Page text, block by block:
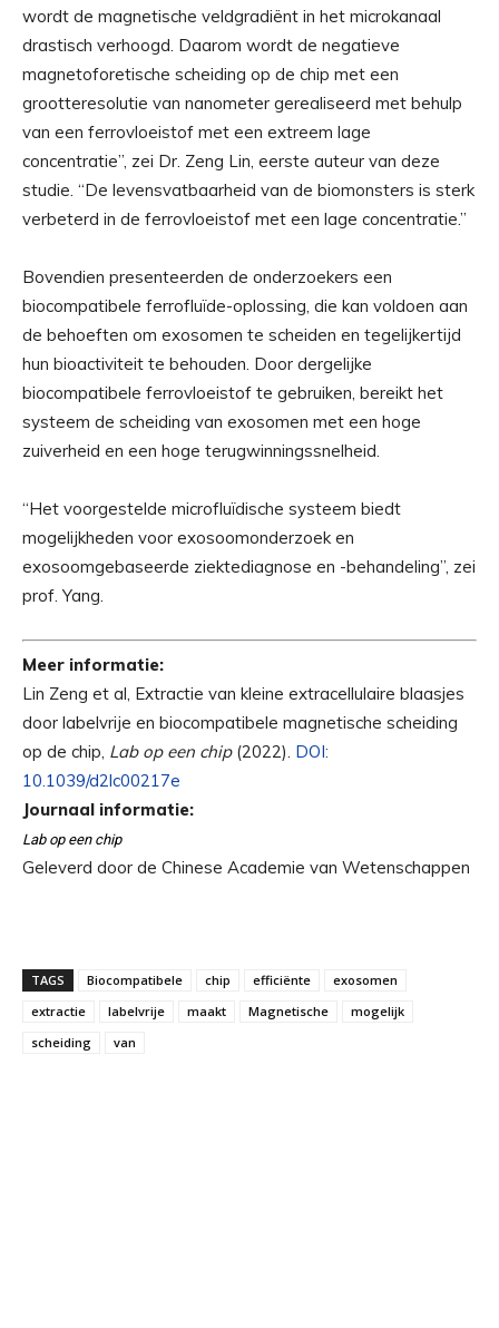
wordt de magnetische veldgradiënt in het microkanaal
drastisch verhoogd. Daarom wordt de negatieve
magnetoforetische scheiding op de chip met een
grootteresolutie van nanometer gerealiseerd met behulp
van een ferrovloeistof met een extreem lage
concentratie”, zei Dr. Zeng Lin, eerste auteur van deze
studie. “De levensvatbaarheid van de biomonsters is sterk
verbeterd in de ferrovloeistof met een lage concentratie.”
Bovendien presenteerden de onderzoekers een
biocompatibele ferrofluïde-oplossing, die kan voldoen aan
de behoeften om exosomen te scheiden en tegelijkertijd
hun bioactiviteit te behouden. Door dergelijke
biocompatibele ferrovloeistof te gebruiken, bereikt het
systeem de scheiding van exosomen met een hoge
zuiverheid en een hoge terugwinningssnelheid.
“Het voorgestelde microfluïdische systeem biedt
mogelijkheden voor exosoomonderzoek en
exosoomgebaseerde ziektediagnose en -behandeling”, zei
prof. Yang.
Meer informatie:
Lin Zeng et al, Extractie van kleine extracellulaire blaasjes
door labelvrije en biocompatibele magnetische scheiding
op de chip, Lab op een chip(2022). DOI:
10.1039/d2lc00217e
Journaal informatie:
Lab op een chip
Geleverd door de Chinese Academie van Wetenschappen
TAGS Biocompatibele chip efficiënte
exosomen
extractie
labelvrije maakt Magnetische
mogelijk
scheiding
van